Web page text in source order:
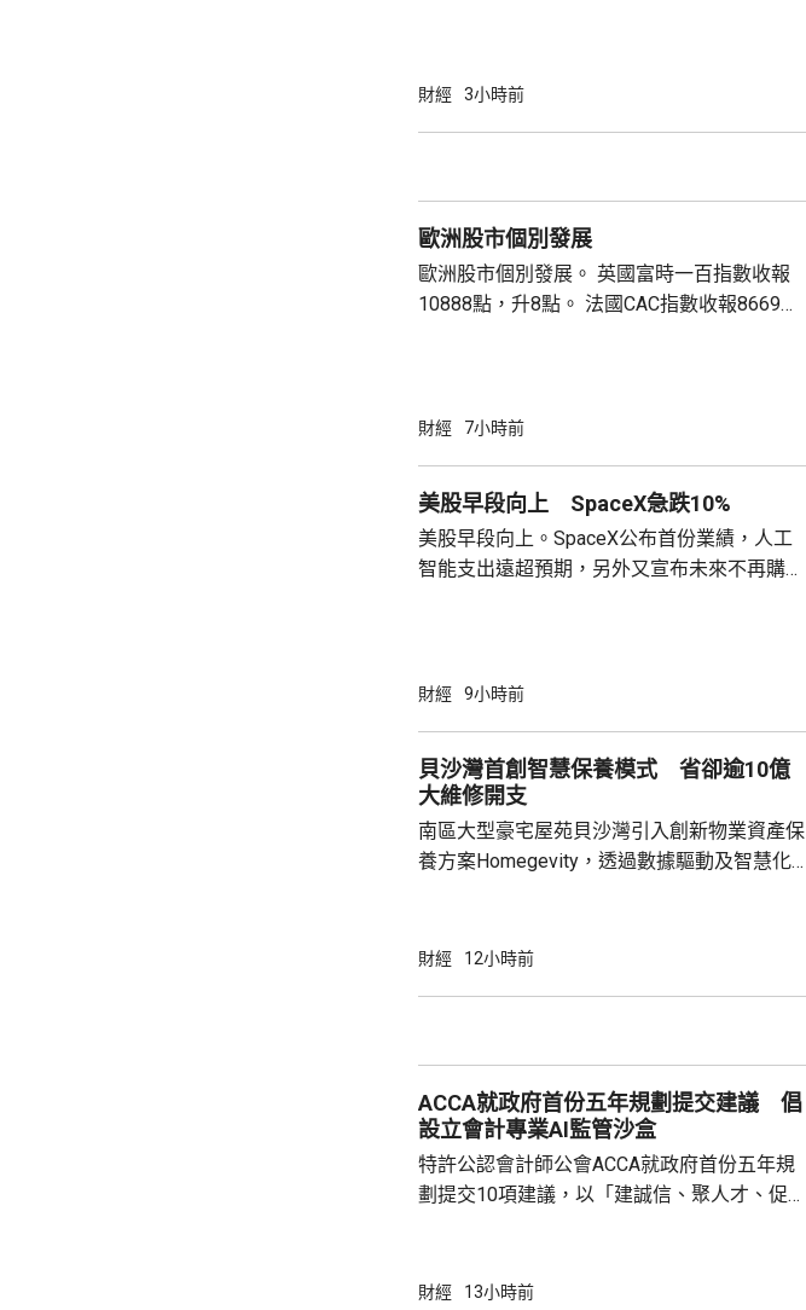
財經 3小時前
歐洲股市個別發展
歐洲股市個別發展。 英國富時一百指數收報
10888點，升8點。 法國CAC指數收報8669
財經 7小時前
美股早段向上 SpaceX急跌10%
美股早段向上。SpaceX公布首份業績，人工
智能支出遠超預期，另外又宣布未來不再購買
點，升488點。 標普500指數報7783點，升46
財經 9小時前
貝沙灣首創智慧保養模式 省卻逾10億
大維修開支
南區大型豪宅屋苑貝沙灣引入創新物業資產保
養方案Homegevity，透過數據驅動及智慧化
成為全港首個採用此模式的住宅屋苑。 貝沙灣
覽館前行政總裁哈永安獲推選成立專責小組，
歷時3年研究...
財經 12小時前
ACCA就政府首份五年規劃提交建議 倡
設立會計專業AI監管沙盒
特許公認會計師公會ACCA就政府首份五年規
劃提交10項建議，以「建誠信、聚人才、促轉
國際金融中心定位、綠色經濟擴容及財會專業
財經 13小時前